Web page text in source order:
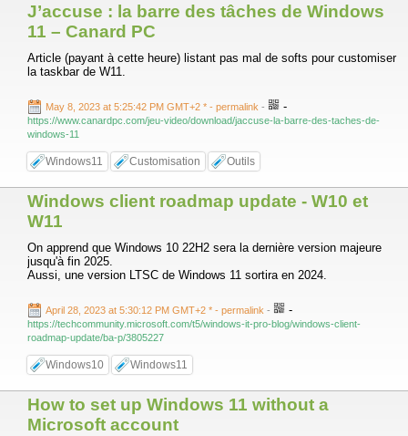
J’accuse : la barre des tâches de Windows
11 – Canard PC
Article (payant à cette heure) listant pas mal de softs pour customiser
la taskbar de W11.
May 8, 2023 at 5:25:42 PM GMT+2 * - permalink - -
https://www.canardpc.com/jeu-video/download/jaccuse-la-barre-des-taches-de-
windows-11
Windows11 Customisation Outils
Windows client roadmap update - W10 et
W11
On apprend que Windows 10 22H2 sera la dernière version majeure
jusqu'à fin 2025.
Aussi, une version LTSC de Windows 11 sortira en 2024.
April 28, 2023 at 5:30:12 PM GMT+2 * - permalink - -
https://techcommunity.microsoft.com/t5/windows-it-pro-blog/windows-client-
roadmap-update/ba-p/3805227
Windows10 Windows11
How to set up Windows 11 without a
Microsoft account